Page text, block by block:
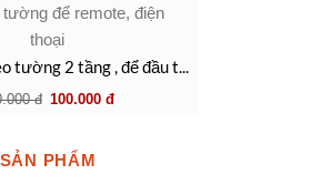
tường 2 tầng , để đầu t...
đ 100.000đ
PHẨM